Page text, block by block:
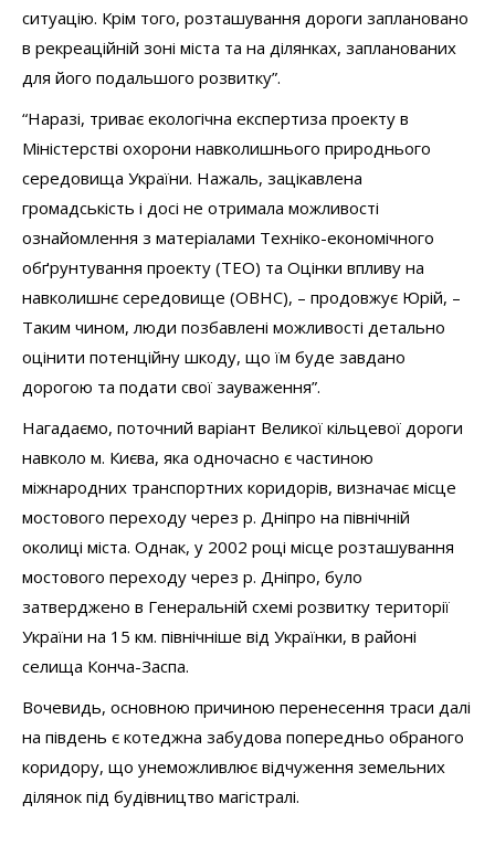
ситуацію. Крім того, розташування дороги заплановано
в рекреаційній зоні міста та на ділянках, запланованих
для його подальшого розвитку”.
“Наразі, триває екологічна експертиза проекту в
Міністерстві охорони навколишнього природнього
середовища України. Нажаль, зацікавлена
громадськість і досі не отримала можливості
ознайомлення з матеріалами Техніко-економічного
обґрунтування проекту (ТЕО) та Оцінки впливу на
навколишнє середовище (ОВНС), – продовжує Юрій, –
Таким чином, люди позбавлені можливості детально
оцінити потенційну шкоду, що їм буде завдано
дорогою та подати свої зауваження”.
Нагадаємо, поточний варіант Великої кільцевої дороги
навколо м. Києва, яка одночасно є частиною
міжнародних транспортних коридорів, визначає місце
мостового переходу через р. Дніпро на північній
околиці міста. Однак, у 2002 році місце розташування
мостового переходу через р. Дніпро, було
затверджено в Генеральній схемі розвитку території
України на 15 км. північніше від Українки, в районі
селища Конча-Заспа.
Вочевидь, основною причиною перенесення траси далі
на південь є котеджна забудова попередньо обраного
коридору, що унеможливлює відчуження земельних
ділянок під будівництво магістралі.